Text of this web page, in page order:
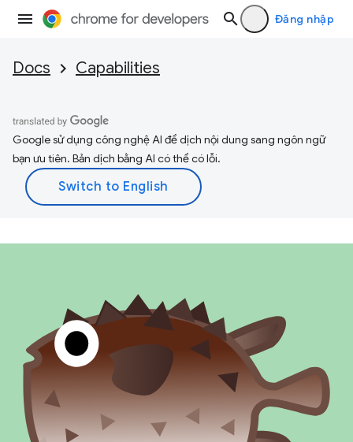
Đăng nhập
Docs Capabilities
Google sử dụng công nghệ AI để dịch nội dung sang ngôn ngữ
bạn ưu tiên. Bản dịch bằng AI có thể có lỗi.